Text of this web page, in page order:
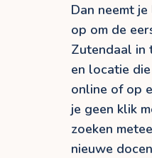
Dan neemt
op om de
Zutendaal in
en locatie
online of op
je geen klik
zoeken
nieuwe